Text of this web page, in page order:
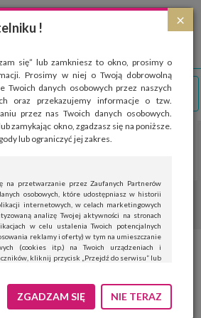
×
!
się” lub zamkniesz to okno, prosimy o
Prosimy w niej o Twoją dobrowolną
Twoich danych osobowych przez naszych
oraz przekazujemy informacje o tzw.
przez nas Twoich danych osobowych.
zamykając okno, zgadzasz się na poniższe.
lub ograniczyć jej zakres.
na przetwarzanie przez Zaufanych Partnerów
osobowych, które udostępniasz w historii
internetowych, w celach marketingowych
analizę Twojej aktywności na stronach
w celu ustalenia Twoich potencjalnych
reklamy i oferty) w tym na umieszczanie
(cookies itp.) na Twoich urządzeniach i
kliknij przycisk „Przejdź do serwisu” lub
kliknij „Nie teraz”.
Możesz edytować zakres zgody, w tym
ZGADZAM SIĘ NIE TERAZ
które służą głównie do celów statystycznych.
'cookies', zezwalasz na zapisanie ich w pamięci
cookies
na stole i
pomysłów na
sezonu na